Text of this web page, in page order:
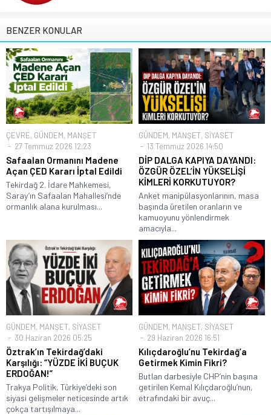
BENZER KONULAR
ÇEVRE, GÜNDEM, MANŞET
27 Temmuz 2026 12:23
Safaalan Ormanını Madene
Açan ÇED Kararı İptal Edildi
Tekirdağ 2. İdare Mahkemesi,
Saray’ın Safaalan Mahallesi’nde
ormanlık alana kurulması...
GÜNDEM, MANŞET, SİYASET
13 Temmuz 2026 14:50
DİP DALGA KAPIYA DAYANDI:
ÖZGÜR ÖZEL’İN YÜKSELİŞİ
KİMLERİ KORKUTUYOR?
Anket manipülasyonlarının, masa
başında üretilen oranların ve
kamuoyunu yönlendirmek
amacıyla...
GÜNDEM, MANŞET, SİYASET
30 Haziran 2026 05:25
Öztrak’ın Tekirdağ’daki
Karşılığı: “YÜZDE İKİ BUÇUK
ERDOĞAN!”
Trakya Politik, Türkiye’deki son
siyasi gelişmeler neticesinde artık
çokça tartışılmaya...
GÜNDEM, MANŞET, SİYASET
29 Haziran 2026 16:51
Kılıçdaroğlu’nu Tekirdağ’a
Getirmek Kimin Fikri?
Butlan darbesiyle CHP’nin başına
getirilen Kemal Kılıçdaroğlu’nun,
etrafındaki bir avuç...